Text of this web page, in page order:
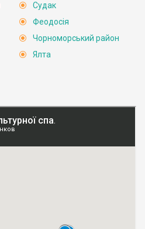
Судак
Феодосія
Чорноморський район
Ялта